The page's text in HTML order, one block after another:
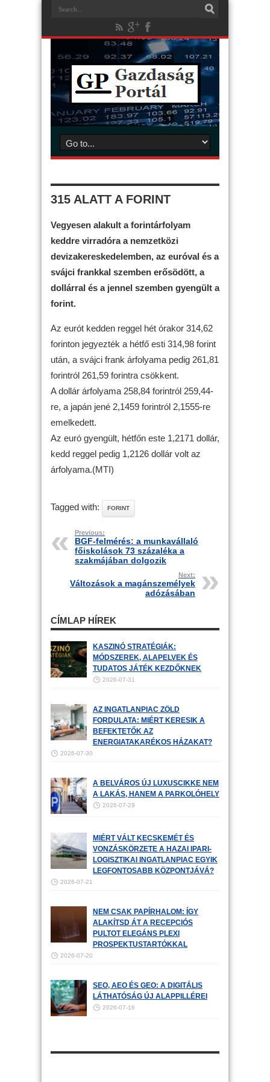
315 ALATT A FORINT
Vegyesen alakult a forintárfolyam
keddre virradóra a nemzetközi
devizakereskedelemben, az euróval és a
svájci frankkal szemben erősödött, a
dollárral és a jennel szemben gyengült a
forint.
Az eurót kedden reggel hét órakor 314,62
forinton jegyezték a hétfő esti 314,98 forint
után, a svájci frank árfolyama pedig 261,81
forintról 261,59 forintra csökkent.
A dollár árfolyama 258,84 forintról 259,44-
re, a japán jené 2,1459 forintról 2,1555-re
emelkedett.
Az euró gyengült, hétfőn este 1,2171 dollár,
kedd reggel pedig 1,2126 dollár volt az
árfolyama.(MTI)
Tagged with: FORINT
Previous:
BGF-felmérés: a munkavállaló
főiskolások 73 százaléka a
szakmájában dolgozik
Next:
Változások a magánszemélyek
adózásában
CÍMLAP HÍREK
KASZINÓ STRATÉGIÁK:
MÓDSZEREK, ALAPELVEK ÉS
TUDATOS JÁTÉK KEZDŐKNEK
2026-07-31
AZ INGATLANPIAC ZÖLD
FORDULATA: MIÉRT KERESIK A
BEFEKTETŐK AZ
ENERGIATAKARÉKOS HÁZAKAT?
2026-07-30
A BELVÁROS ÚJ LUXUSCIKKE NEM
A LAKÁS, HANEM A PARKOLÓHELY
2026-07-29
MIÉRT VÁLT KECSKEMÉT ÉS
VONZÁSKÖRZETE A HAZAI IPARI-
LOGISZTIKAI INGATLANPIAC EGYIK
LEGFONTOSABB KÖZPONTJÁVÁ?
2026-07-21
NEM CSAK PAPÍRHALOM: ÍGY
ALAKÍTSD ÁT A RECEPCIÓS
PULTOT ELEGÁNS PLEXI
PROSPEKTUSTARTÓKKAL
2026-07-20
SEO, AEO ÉS GEO: A DIGITÁLIS
LÁTHATÓSÁG ÚJ ALAPPILLÉREI
2026-07-16